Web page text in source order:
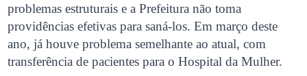
problemas estruturais e a Prefeitura não toma
providências efetivas para saná-los. Em março deste
ano, já houve problema semelhante ao atual, com
transferência de pacientes para o Hospital da Mulher.